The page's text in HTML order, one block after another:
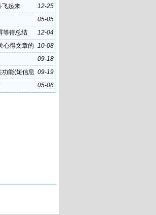
12-25
飞起来
05-05
12-04
等待总结
10-08
心得文章的
09-18
09-19
能(短信息
05-06